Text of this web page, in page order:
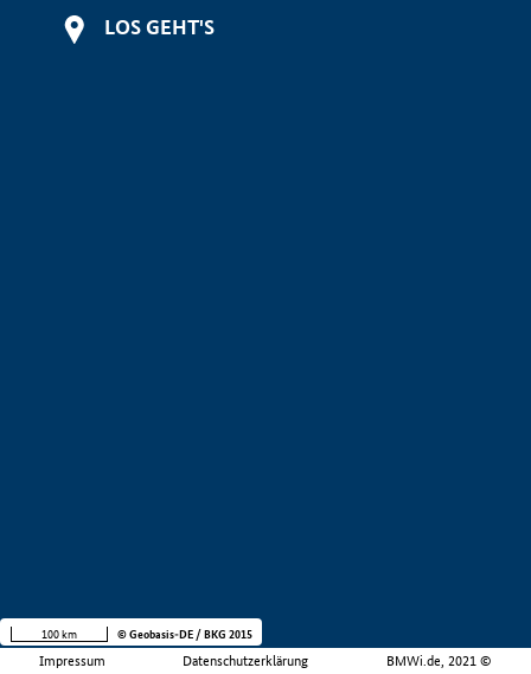
LOS GEHT'S
Impressum Datenschutzerklärung BMWi.de, 2021 ©
100 km © Geobasis-DE / BKG 2015